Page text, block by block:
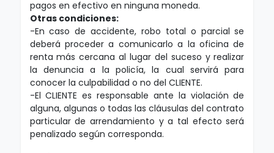
pagos en efectivo en ninguna moneda.
Otras condiciones:
-En caso de accidente, robo total o parcial se
deberá proceder a comunicarlo a la oficina de
renta más cercana al lugar del suceso y realizar
la denuncia a la policía, la cual servirá para
conocer la culpabilidad o no del CLIENTE.
-El CLIENTE es responsable ante la violación de
alguna, algunas o todas las cláusulas del contrato
particular de arrendamiento y a tal efecto será
penalizado según corresponda.